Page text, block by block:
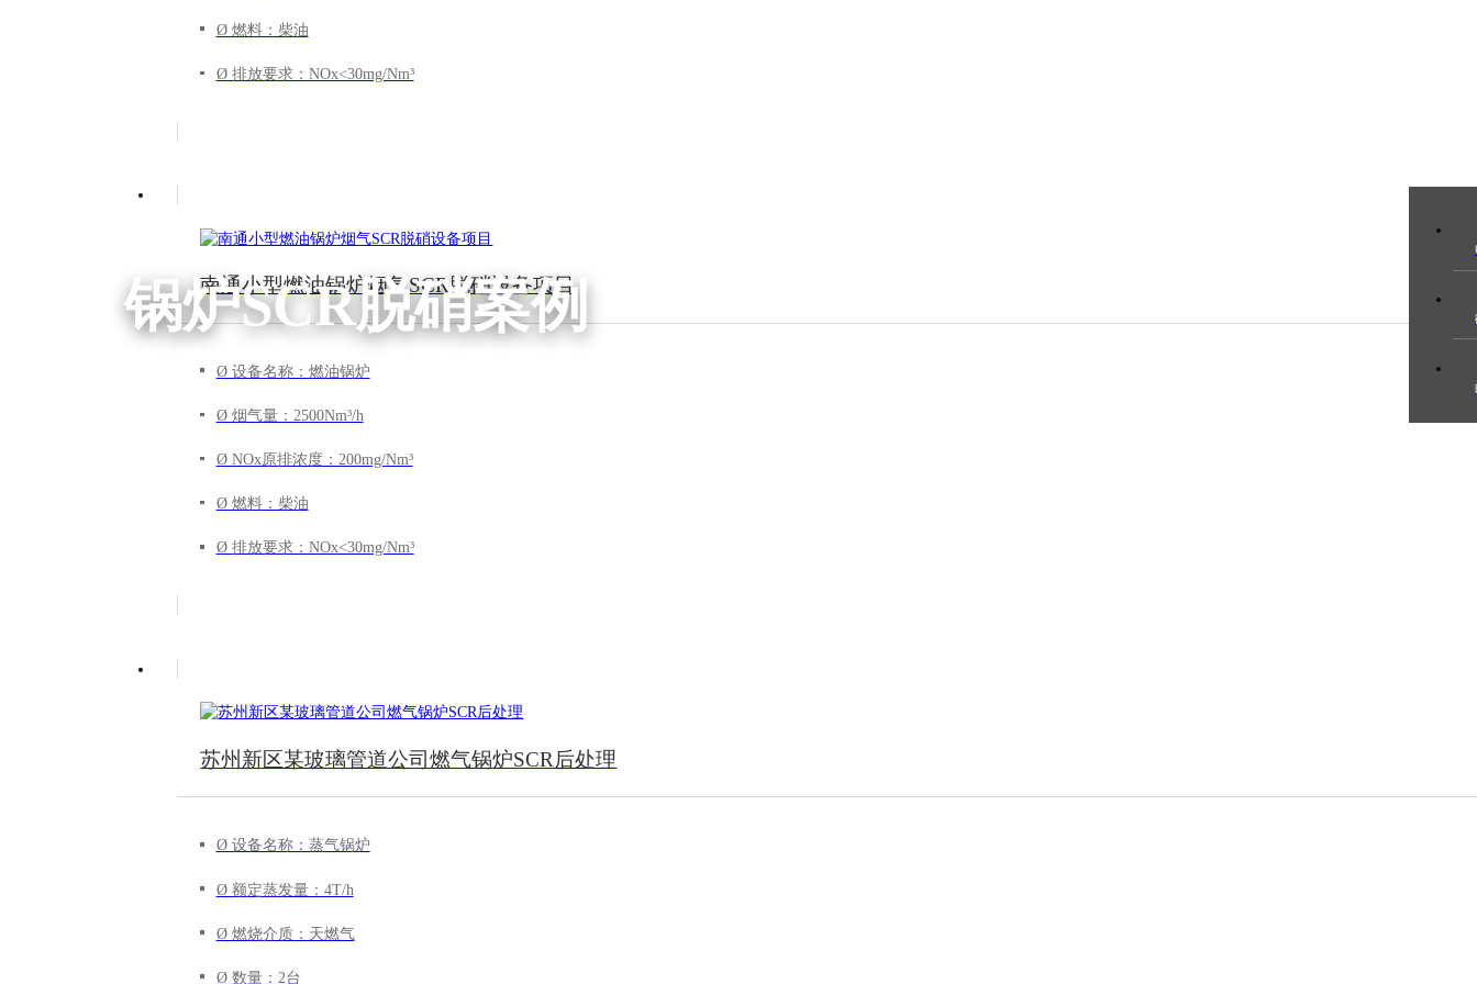
锅炉SCR脱硝案例
Ø 燃料：柴油
Ø 排放要求：NOx<30mg/Nm³
南通小型燃油锅炉烟气SCR脱硝设备项目
Ø 设备名称：燃油锅炉
Ø 烟气量：2500Nm³/h
Ø NOx原排浓度：200mg/Nm³
Ø 燃料：柴油
Ø 排放要求：NOx<30mg/Nm³
苏州新区某玻璃管道公司燃气锅炉SCR后处理
Ø 设备名称：蒸气锅炉
Ø 额定蒸发量：4T/h
Ø 燃烧介质：天燃气
Ø 数量：2台